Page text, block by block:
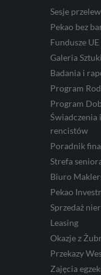
Sesje
Pekao bez
Fundusze
Galeria Sztuki
Badania i
Program
Program
Świadczenia
rencistów
Poradnik
Strefa
Biuro
Pekao
Sprzedaż
Leasing
Okazje z
Przekazy
Zajęcia